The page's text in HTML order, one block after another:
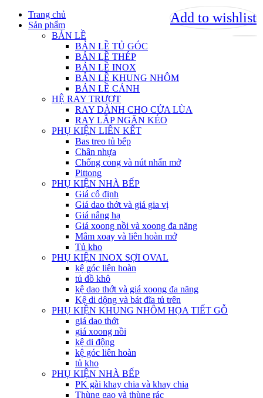
Trang chủ
Sản phẩm
BẢN LỀ
BẢN LỀ TỦ GÓC
BẢN LỀ THÉP
BẢN LỀ INOX
BẢN LỀ KHUNG NHÔM
BẢN LỀ CÁNH
HỆ RAY TRƯỢT
RAY DÀNH CHO CỬA LÙA
RAY LẮP NGĂN KÉO
PHỤ KIỆN LIÊN KẾT
Bas treo tủ bếp
Chân nhựa
Chống cong và nút nhấn mở
Pittong
PHỤ KIỆN NHÀ BẾP
Giá cố định
Giá dao thớt và giá gia vị
Giá nâng hạ
Giá xoong nồi và xoong đa năng
Mâm xoay và liên hoàn mở
Tủ kho
PHỤ KIỆN INOX SỢI OVAL
kệ góc liên hoàn
tủ đồ khô
kệ dao thớt và giá xoong đa năng
Kệ di dộng và bát đĩa tủ trên
PHỤ KIỆN KHUNG NHÔM HỌA TIẾT GỖ
giá dao thớt
giá xoong nồi
kệ di động
kệ góc liên hoàn
tủ kho
PHỤ KIỆN NHÀ BẾP
PK gài khay chia và khay chia
Thùng gạo và thùng rác
Add to wishlist
Add to wishlist